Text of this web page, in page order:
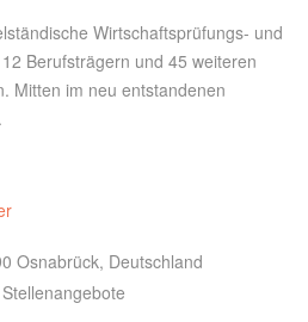
Wirtschaftsprüfungs- und
Berufsträgern und 45 weiteren
Mitten im neu entstandenen
Osnabrück, Deutschland